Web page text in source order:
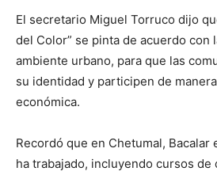
El secretario Miguel Torruco dijo
del Color” se pinta de acuerdo con
ambiente urbano, para que las
su identidad y participen de
económica.
Recordó que en Chetumal, Bacalar
ha trabajado, incluyendo cursos